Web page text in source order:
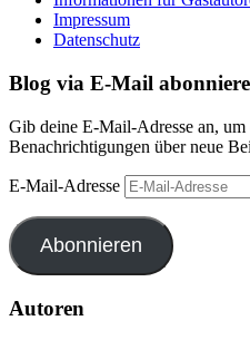
Impressum
Datenschutz
Blog via E-Mail
Gib deine E-Mail-Adresse an,
Benachrichtigungen über neue
E-Mail-Adresse
Abonnieren
Autoren